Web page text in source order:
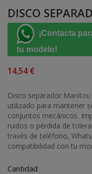
DISCO
¡Contacta
tu modelo!
14,54 €
Disco separador
utilizado para mantener
conjuntos mecánicos.
ruidos o pérdida de
través de teléfono,
compatibilidad con tu
Cantidad